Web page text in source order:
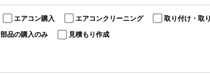
エアコン購入 エアコンクリーニング 取り付け・取
部品の購入のみ 見積もり作成